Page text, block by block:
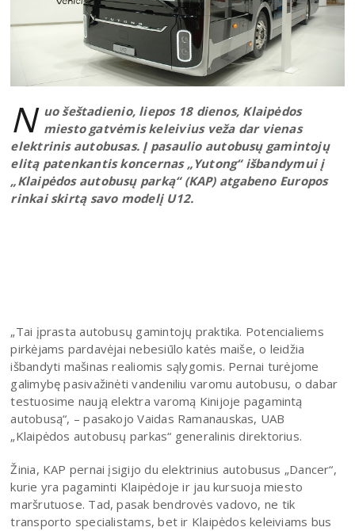
N uo šeštadienio, liepos 18 dienos, Klaipėdos
miesto gatvėmis keleivius veža dar vienas
elektrinis autobusas. Į pasaulio autobusų gamintojų
elitą patenkantis koncernas „Yutong“ išbandymui į
„Klaipėdos autobusų parką“ (KAP) atgabeno Europos
rinkai skirtą savo modelį U12.
„Tai įprasta autobusų gamintojų praktika. Potencialiems
pirkėjams pardavėjai nebesiūlo katės maiše, o leidžia
išbandyti mašinas realiomis sąlygomis. Pernai turėjome
galimybę pasivažinėti vandeniliu varomu autobusu, o dabar
testuosime naują elektra varomą Kinijoje pagamintą
autobusą“, – pasakojo Vaidas Ramanauskas, UAB
„Klaipėdos autobusų parkas“ generalinis direktorius.
Žinia, KAP pernai įsigijo du elektrinius autobusus „Dancer“,
kurie yra pagaminti Klaipėdoje ir jau kursuoja miesto
maršrutuose. Tad, pasak bendrovės vadovo, ne tik
transporto specialistams, bet ir Klaipėdos keleiviams bus